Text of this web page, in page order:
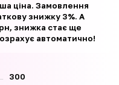
ціна. Замовлення
знижку 3%. А
знижка стає ще
автоматично!
300